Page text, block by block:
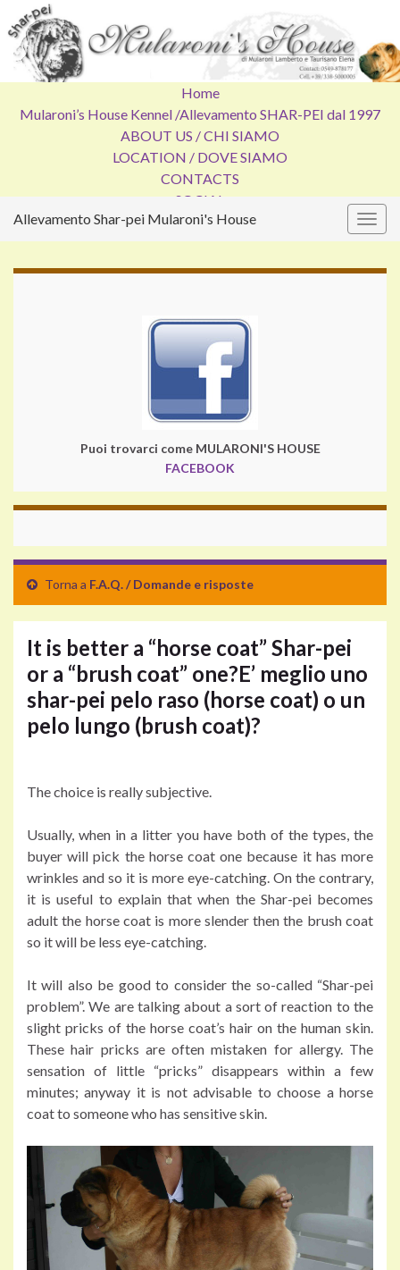
Home
Mularoni’s House Kennel /Allevamento SHAR-PEI dal 1997
ABOUT US / CHI SIAMO
LOCATION / DOVE SIAMO
CONTACTS
SOCIAL
la
Allevamento Shar-pei Mularoni's House
Puoi trovarci come MULARONI'S HOUSE
FACEBOOK
Torna a F.A.Q. / Domande e risposte
It is better a “horse coat” Shar-pei
or a “brush coat” one?E’ meglio uno
shar-pei pelo raso (horse coat) o un
pelo lungo (brush coat)?
The choice is really subjective.
Usually, when in a litter you have both of the types, the
buyer will pick the horse coat one because it has more
wrinkles and so it is more eye-catching. On the contrary,
it is useful to explain that when the Shar-pei becomes
adult the horse coat is more slender then the brush coat
so it will be less eye-catching.
It will also be good to consider the so-called “Shar-pei
problem”. We are talking about a sort of reaction to the
slight pricks of the horse coat’s hair on the human skin.
These hair pricks are often mistaken for allergy. The
sensation of little “pricks” disappears within a few
minutes; anyway it is not advisable to choose a horse
coat to someone who has sensitive skin.